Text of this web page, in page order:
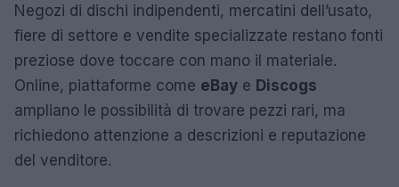
Negozi di dischi indipendenti, mercatini dell’usato,
fiere di settore e vendite specializzate restano fonti
preziose dove toccare con mano il materiale.
Online, piattaforme come eBay e Discogs
ampliano le possibilità di trovare pezzi rari, ma
richiedono attenzione a descrizioni e reputazione
del venditore.